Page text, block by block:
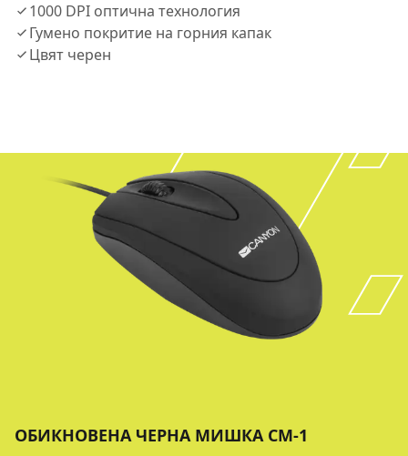
1000 DPI оптична технология
Гумено покритие на горния капак
Цвят черен
ОБИКНОВЕНА ЧЕРНА МИШКА CM-1